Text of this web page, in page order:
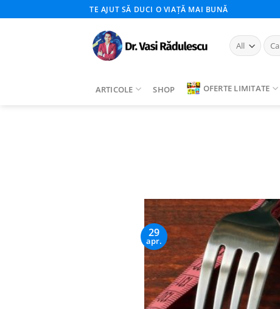
to
TE AJUT SĂ DUCI O VIAȚĂ MAI BUNĂ
Caută
după:
ARTICOLE SHOP OFERTE LIMITATE
29
apr.